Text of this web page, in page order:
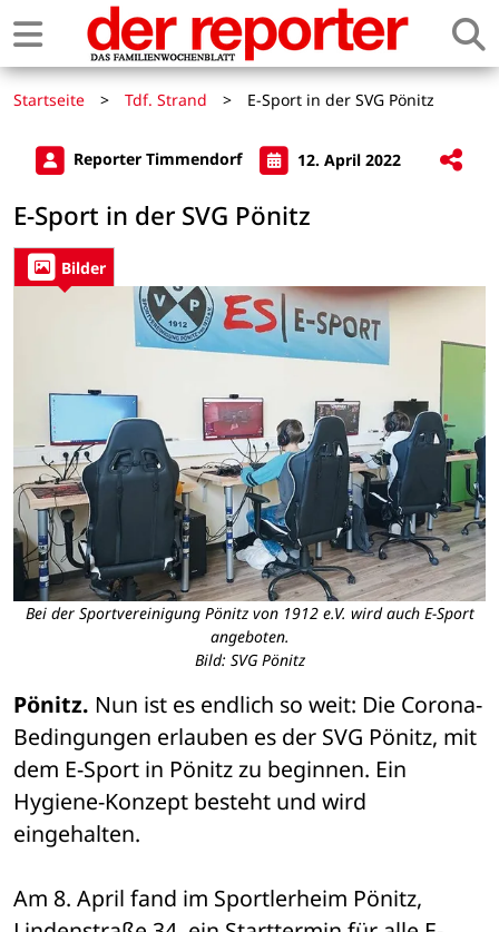
Startseite > Tdf. Strand > E-Sport in der SVG Pönitz
Reporter Timmendorf 12. April 2022
E-Sport in der SVG Pönitz
Bilder
Bei der Sportvereinigung Pönitz von 1912 e.V. wird auch E-Sport
angeboten.
Bild: SVG Pönitz
Pönitz. Nun ist es endlich so weit: Die Corona-
Bedingungen erlauben es der SVG Pönitz, mit
dem E-Sport in Pönitz zu beginnen. Ein
Hygiene-Konzept besteht und wird
eingehalten.
Am 8. April fand im Sportlerheim Pönitz,